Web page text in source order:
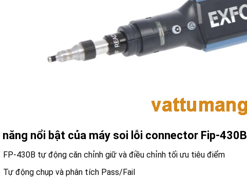
nổi bật của máy soi lỗi connector Fip-430B
FP-430B tự động căn chỉnh giữ và điều chỉnh tối ưu tiêu điểm
Tự động chụp và phân tích Pass/Fail